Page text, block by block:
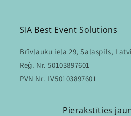
SIA Best Event Solutions
Brīvlauku iela 29, Salaspils,
Reģ. Nr. 50103897601
PVN Nr. LV50103897601
Pierakstīties